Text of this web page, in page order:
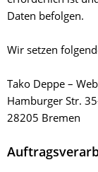
Daten befolgen.
Wir setzen
Tako Deppe –
Hamburger Str.
28205 Bremen